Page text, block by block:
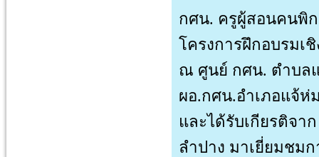
กศน. ครูผู้สอนคนพิ
โครงการฝึกอบรมเ
ณ ศูนย์ กศน. ตำบล
ผอ.กศน.อำเภอแจ้ห่
และได้รับเกียรติจา
ลำปาง มาเยี่ยมชม